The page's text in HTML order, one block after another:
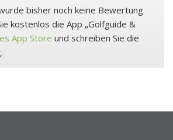
bisher noch keine Bewertung
kostenlos die App „Golfguide &
App Store und schreiben Sie die